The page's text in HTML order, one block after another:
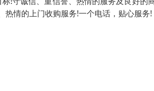
情的上门收购服务!一个电话，贴心服务!